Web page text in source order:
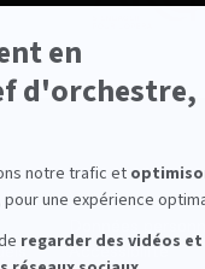
en
d'orchestre,
notre trafic et
une expérience
regarder des vidéos et
Valeurs
Accessibilité